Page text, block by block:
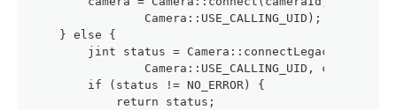
                Camera::USE_CALLING_UID);
    } else {
jint status =
                Camera::USE_CALLING_UID, camera);
        if (status != NO_ERROR) {
            return status;